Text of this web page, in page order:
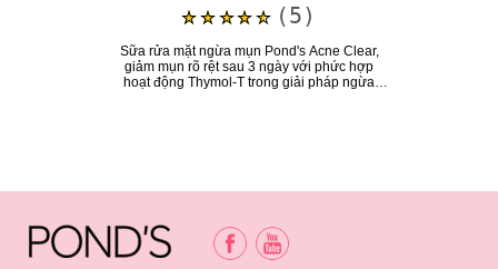
Xếp
hạng
trung
Rửa
Sạch
(5)
Sữa rửa mặt ngừa mụn Pond's Acne Clear,
giảm mụn rõ rệt sau 3 ngày với phức hợp
hoạt động Thymol-T trong giải pháp ngừa